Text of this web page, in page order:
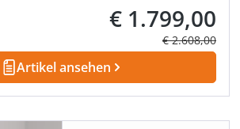
Verkaufspreis:
€ 1.799,00
Regulärer
€ 2.608,00
Artikel ansehen